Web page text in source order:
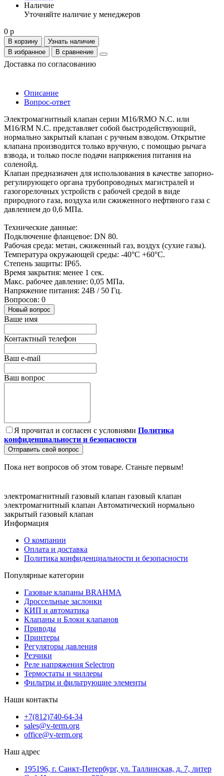
Наличие
Уточняйте наличие у менеджеров
0 р
В корзину
Узнать наличие
В избранное
В сравнение
Доставка по согласованию
Описание
Вопрос-ответ
Электромагнитный клапан серии M16/RMO N.C. или
M16/RM N.C. представляет собой быстродействующий,
нормально закрытый клапан с ручным взводом. Открытие
клапана производится только вручную, с помощью рычага
взвода, и только после подачи напряжения питания на
соленойд.
Клапан предназначен для использования в качестве запорно-
регулирующего органа трубопроводных магистралей и
газогорелочных устройств с рабочей средой в виде
природного газа, воздуха или сжиженного нефтяного газа с
давлением до 0,6 МПа.
Технические данные:
Подключение фланцевое: DN 80.
Рабочая среда: метан, сжиженный газ, воздух (сухие газы).
Температура окружающей среды: -40°C +60°C.
Степень защиты: IP65.
Время закрытия: менее 1 сек.
Макс. рабочее давление: 0,05 МПа.
Напряжение питания: 24В / 50 Гц.
Вопросов: 0
Новый вопрос
Ваше имя
Контактный телефон
Ваш e-mail
Ваш вопрос
Я прочитал и согласен с условиями Политика
конфиденциальности и безопасности
Отправить свой вопрос
Пока нет вопросов об этом товаре. Станьте первым!
электромагнитный газовый клапан газовый клапан
электромагнитный клапан Автоматический нормально
закрытый газовый клапан
Информация
О компании
Оплата и доставка
Политика конфиденциальности и безопасности
Популярные категории
Газовые клапаны BRAHMA
Дроссельные заслонки
КИП и автоматика
Клапаны и Блоки клапанов
Приводы
Принтеры
Регуляторы давления
Резчики
Реле напряжения Selectron
Термостаты и чиллеры
Фильтры и фильтрующие элементы
Наши контакты
+7(812)740-64-34
sales@v-term.org
office@v-term.org
Наш адрес
195196, г. Санкт-Петербург, ул. Таллинская, д. 7, литер